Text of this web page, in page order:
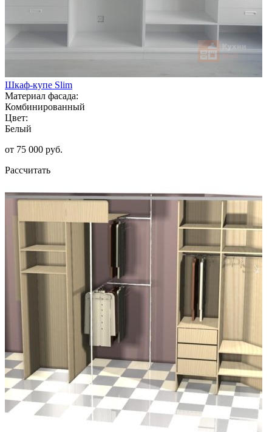
Шкаф-купе Slim
Материал фасада:
Комбинированный
Цвет:
Белый
от 75 000 руб.
Рассчитать